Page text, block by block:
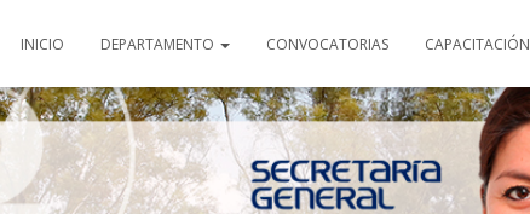
INICIO DEPARTAMENTO CONVOCATORIAS CAPACITACIÓN